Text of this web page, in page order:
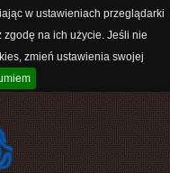
w ustawieniach przeglądarki
zgodę na ich użycie. Jeśli nie
zmień ustawienia swojej